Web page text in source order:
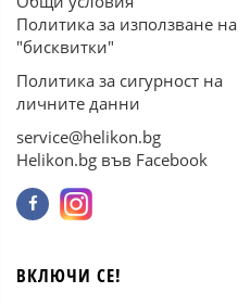
Политика за използване на
"бисквитки"
Политика за сигурност на
личните данни
service@helikon.bg
Helikon.bg във Facebook
ВКЛЮЧИ СЕ!